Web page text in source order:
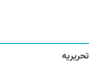
تحریریه